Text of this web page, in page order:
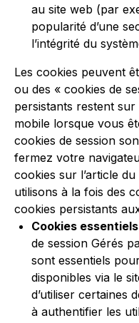
au site web (par
popularité d’une
l’intégrité du
Les cookies peuvent
ou des « cookies de
persistants restent
mobile lorsque vous
cookies de session
fermez votre
cookies sur l’article du
utilisons à la fois des
cookies persistants
Cookies
de session Gérés
sont essentiels
disponibles via le
d’utiliser certaines
à authentifier les